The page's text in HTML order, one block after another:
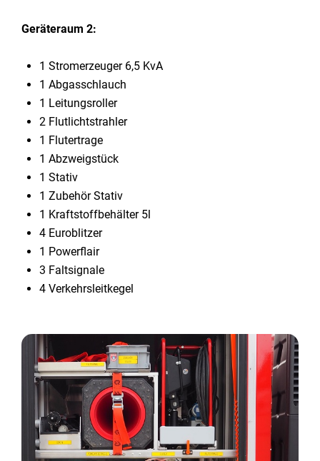
Geräteraum 2:
1 Stromerzeuger 6,5 KvA
1 Abgasschlauch
1 Leitungsroller
2 Flutlichtstrahler
1 Flutertrage
1 Abzweigstück
1 Stativ
1 Zubehör Stativ
1 Kraftstoffbehälter 5l
4 Euroblitzer
1 Powerflair
3 Faltsignale
4 Verkehrsleitkegel